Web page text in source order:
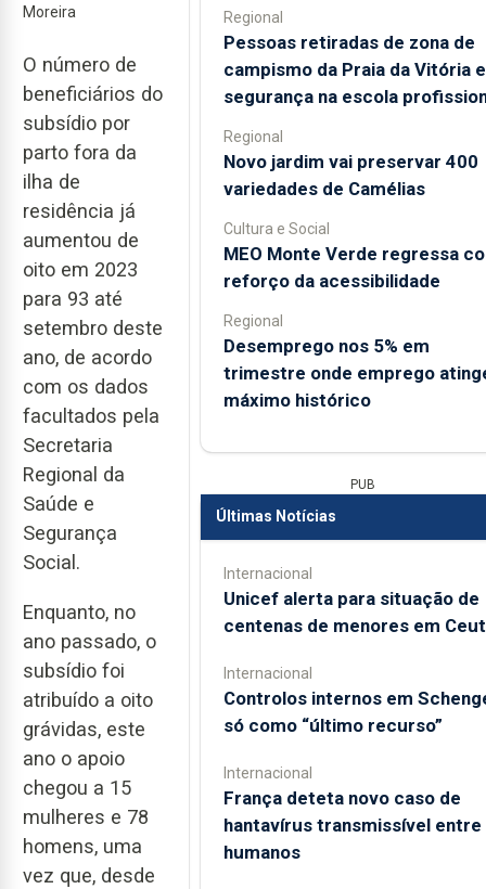
Moreira
O número de
beneficiários do
subsídio por
parto fora da
ilha de
residência já
aumentou de
oito em 2023
para 93 até
setembro deste
ano, de acordo
com os dados
facultados pela
Secretaria
Regional da
Saúde e
Segurança
Social.
Enquanto, no
ano passado, o
subsídio foi
atribuído a oito
grávidas, este
ano o apoio
chegou a 15
mulheres e 78
homens, uma
vez que, desde
Regional
Pessoas retiradas de zona de
campismo da Praia da Vitória
segurança na escola
Regional
Novo jardim vai preservar 400
variedades de Camélias
Cultura e Social
MEO Monte Verde regressa
reforço da acessibilidade
Regional
Desemprego nos 5% em
trimestre onde emprego
máximo histórico
PUB
Últimas Notícias
Internacional
Unicef alerta para situação de
centenas de menores em
Internacional
Controlos internos em
só como “último recurso”
Internacional
França deteta novo caso de
hantavírus transmissível entre
humanos